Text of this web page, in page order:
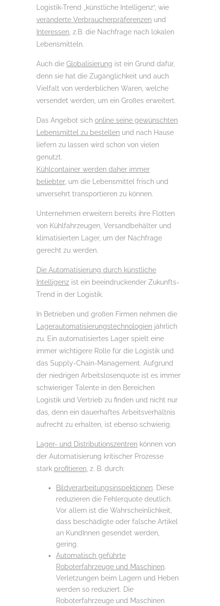
Logistik-Trend „künstliche Intelligenz“, wie
veränderte Verbraucherpräferenzen und
Interessen, z.B. die Nachfrage nach lokalen
Lebensmitteln.
Auch die Globalisierung ist ein Grund dafür,
denn sie hat die Zugänglichkeit und auch
Vielfalt von verderblichen Waren, welche
versendet werden, um ein Großes erweitert.
Das Angebot sich online seine gewünschten
Lebensmittel zu bestellen und nach Hause
liefern zu lassen wird schon von vielen
genutzt.
Kühlcontainer werden daher immer
beliebter, um die Lebensmittel frisch und
unversehrt transportieren zu können.
Unternehmen erweitern bereits ihre Flotten
von Kühlfahrzeugen, Versandbehälter und
klimatisierten Lager, um der Nachfrage
gerecht zu werden.
Die Automatisierung durch künstliche
Intelligenz ist ein beeindruckender Zukunfts-
Trend in der Logistik.
In Betrieben und großen Firmen nehmen die
Lagerautomatisierungstechnologien jährlich
zu. Ein automatisiertes Lager spielt eine
immer wichtigere Rolle für die Logistik und
das Supply-Chain-Management. Aufgrund
der niedrigen Arbeitslosenquote ist es immer
schwieriger Talente in den Bereichen
Logistik und Vertrieb zu finden und nicht nur
das, denn ein dauerhaftes Arbeitsverhältnis
aufrecht zu erhalten, ist ebenso schwierig.
Lager- und Distributionszentren können von
der Automatisierung kritischer Prozesse
stark profitieren, z. B. durch:
Bildverarbeitungsinspektionen. Diese
reduzieren die Fehlerquote deutlich.
Vor allem ist die Wahrscheinlichkeit,
dass beschädigte oder falsche Artikel
an KundInnen gesendet werden,
gering.
Automatisch geführte
Roboterfahrzeuge und Maschinen.
Verletzungen beim Lagern und Heben
werden so reduziert. Die
Roboterfahrzeuge und Maschinen